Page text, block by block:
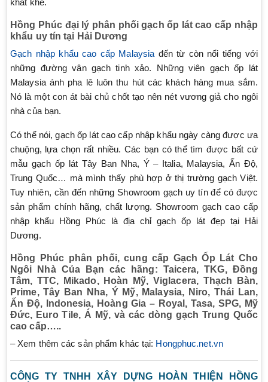
khắt khe.
Hồng Phúc đại lý phân phối gạch ốp lát cao cấp nhập
khẩu uy tín tại Hải Dương
Gạch nhập khẩu cao cấp Malaysia đến từ còn nổi tiếng với
những đường vân gạch tinh xảo. Những viên gạch ốp lát
Malaysia ánh pha lê luôn thu hút các khách hàng mua sắm.
Nó là một con át bài chủ chốt tạo nên nét vương giả cho ngôi
nhà của bạn.
Có thể nói, gạch ốp lát cao cấp nhập khẩu ngày càng được ưa
chuộng, lựa chọn rất nhiều. Các bạn có thể tìm được bất cứ
mẫu gạch ốp lát Tây Ban Nha, Ý – Italia, Malaysia, Ấn Độ,
Trung Quốc… mà mình thấy phù hợp ở thị trường gạch Việt.
Tuy nhiên, cần đến những Showroom gạch uy tín để có được
sản phẩm chính hãng, chất lượng. Showroom gạch cao cấp
nhập khẩu Hồng Phúc là địa chỉ gạch ốp lát đẹp tại Hải
Dương.
Hồng Phúc phân phối, cung cấp Gạch Ốp Lát Cho
Ngôi Nhà Của Bạn các hãng: Taicera, TKG, Đồng
Tâm, TTC, Mikado, Hoàn Mỹ, Viglacera, Thạch Bàn,
Prime, Tây Ban Nha, Ý Mỹ, Malaysia, Niro, Thái Lan,
Ấn Độ, Indonesia, Hoàng Gia – Royal, Tasa, SPG, Mỹ
Đức, Euro Tile, Á Mỹ, và các dòng gạch Trung Quốc
cao cấp…..
– Xem thêm các sản phẩm khác tại: Hongphuc.net.vn
CÔNG TY TNHH XÂY DỰNG HOÀN THIỆN HỒNG